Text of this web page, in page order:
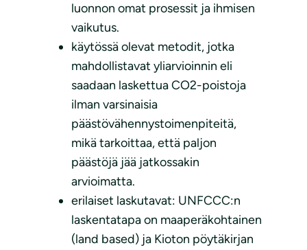
luonnon omat prosessit ja ihmisen
vaikutus.
käytössä olevat metodit, jotka
mahdollistavat yliarvioinnin eli
saadaan laskettua CO2-poistoja
ilman varsinaisia
päästövähennystoimenpiteitä,
mikä tarkoittaa, että paljon
päästöjä jää jatkossakin
arvioimatta.
erilaiset laskutavat: UNFCCC:n
laskentatapa on maaperäkohtainen
(land based) ja Kioton pöytäkirjan